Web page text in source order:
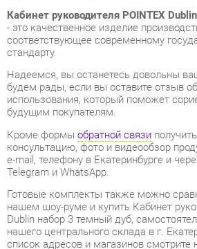
Надеемся, вы останетесь довольны
будем рады, если вы оставите отзыв об
использования, который поможет
будущим покупателям.
консультацию, фото и видеообзор
e-mail, телефону в Екатеринбурге и
Telegram и WhatsApp.
нашем шоу-руме и купить Кабинет
Dublin набор 3 темный дуб,
нашего центрального склада в г.
список адресов и магазинов смотрите на
Материал
Тамбурат
Цвет
Темный дуб